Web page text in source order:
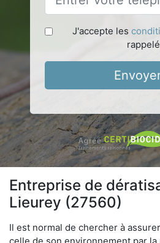
J'accepte les
rappelé
Entreprise de
Lieurey (27560)
Il est normal de chercher à